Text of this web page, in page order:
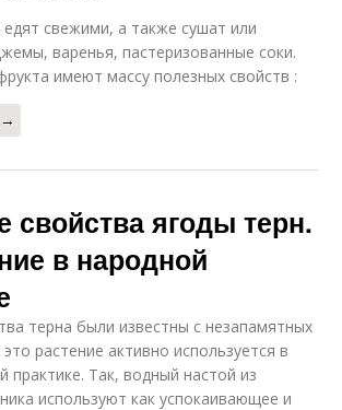
свежими, а также сушат или
варенья, пастеризованные соки.
имеют массу полезных свойств :
→
свойства ягоды терн.
в народной
терна были известны с незапамятных
растение активно используется в
практике. Так, водный настой из
используют как успокаивающее и